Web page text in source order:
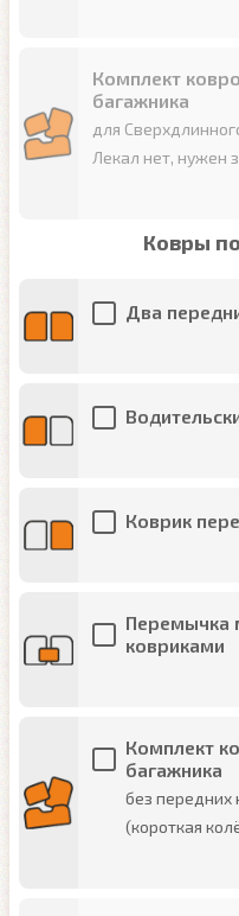
Комплект
багажника
для
Лекал нет, нужен
Ковры
Два
Коврик
Перемычка
ковриками
Комплект
багажника
без передних
(короткая